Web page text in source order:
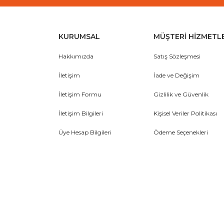
KURUMSAL
Hakkımızda
İletişim
İletişim Formu
İletişim Bilgileri
Üye Hesap Bilgileri
MÜŞTERİ
Satış Sözleşmesi
İade ve Değişim
Gizlilik ve Güvenlik
Kişisel Veriler Politikası
Ödeme Seçenekleri